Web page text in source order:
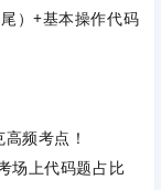
）+基本操作代码
高频考点！
场上代码题占比